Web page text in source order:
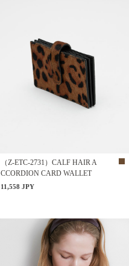
（Z-ETC-2731）CALF HAIR A
CCORDION CARD WALLET
11,558 JPY